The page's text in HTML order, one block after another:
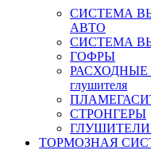
СИСТЕМА
АВТО
СИСТЕМА
ГОФРЫ
РАСХОДНЫЕ
глушителя
СТРОНГЕРЫ
ТОРМОЗНАЯ